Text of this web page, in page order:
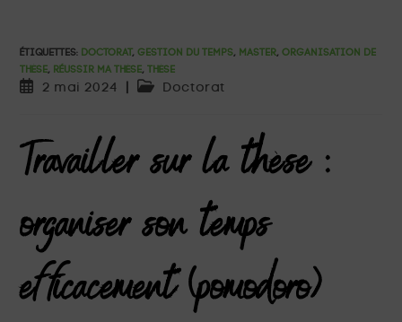
ÉTIQUETTES: DOCTORAT, GESTION DU TEMPS, MASTER, ORGANISATION DE
THÈSE, RÉUSSIR MA THÈSE, THÈSE
2 mai 2024 Doctorat
Travailler sur la thèse :
organiser son temps
efficacement (pomodoro)